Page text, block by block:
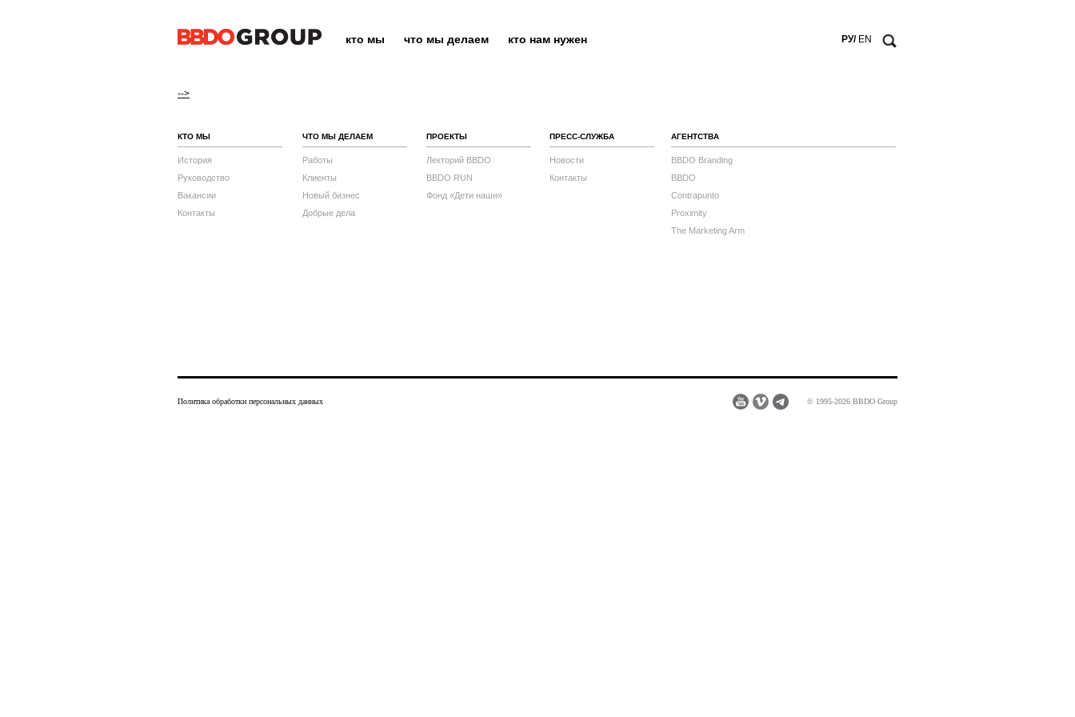
кто мы что мы делаем кто нам нужен РУ/ EN
-->
КТО МЫ
История
Руководство
Вакансии
Контакты
ЧТО МЫ ДЕЛАЕМ
Работы
Клиенты
Новый бизнес
Добрые дела
ПРОЕКТЫ
Лекторий BBDO
BBDO RUN
Фонд «Дети наши»
ПРЕСС-СЛУЖБА
Новости
Контакты
АГЕНТСТВА
BBDO Branding
BBDO
Contrapunto
Proximity
The Marketing Arm
© 1995-2026 BBDO Group
Политика обработки персональных данных